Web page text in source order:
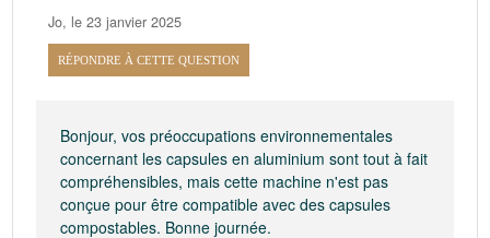
Jo, le 23 janvier 2025
RÉPONDRE À CETTE QUESTION
Bonjour, vos préoccupations environnementales
concernant les capsules en aluminium sont tout à fait
compréhensibles, mais cette machine n'est pas
conçue pour être compatible avec des capsules
compostables. Bonne journée.